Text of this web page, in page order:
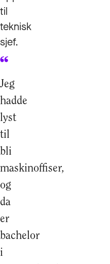
til
teknisk
sjef.
Jeg
hadde
lyst
til
bli
maskinoffiser,
og
da
er
bachelor
i